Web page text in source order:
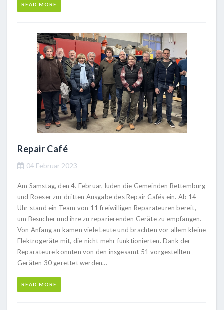
READ MORE
Repair Café
04 Februar 2023
Am Samstag, den 4. Februar, luden die Gemeinden Bettemburg
und Roeser zur dritten Ausgabe des Repair Cafés ein. Ab 14
Uhr stand ein Team von 11 freiwilligen Reparateuren bereit,
um Besucher und ihre zu reparierenden Geräte zu empfangen.
Von Anfang an kamen viele Leute und brachten vor allem kleine
Elektrogeräte mit, die nicht mehr funktionierten. Dank der
Reparateure konnten von den insgesamt 51 vorgestellten
Geräten 30 gerettet werden...
READ MORE